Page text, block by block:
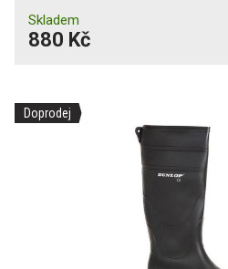
Skladem
880 Kč
Doprodej